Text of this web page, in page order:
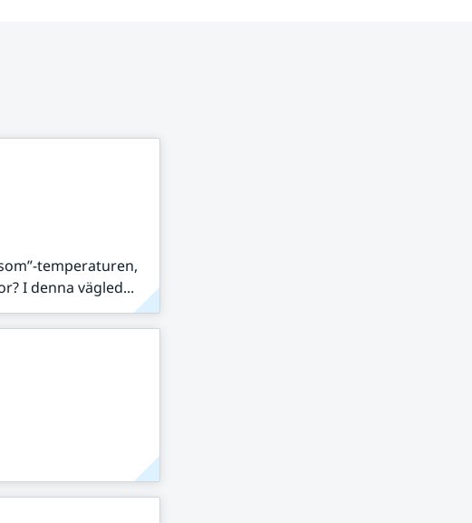
temperaturen,
I denna vägled...